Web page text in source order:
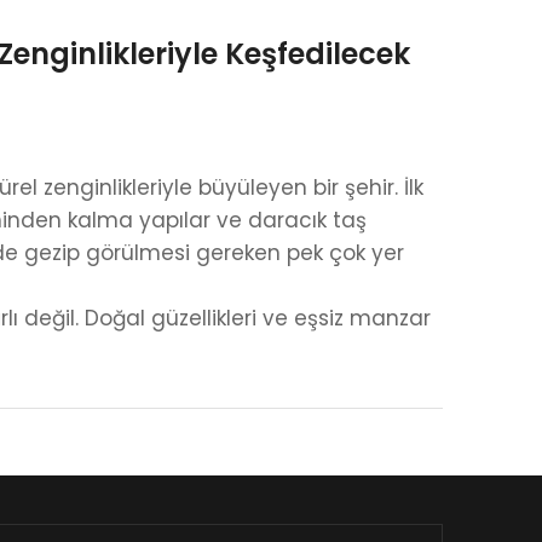
Keşfedilecek
zenginlikleriyle büyüleyen bir şehir. İlk
kalma yapılar ve daracık taş
gezip görülmesi gereken pek çok yer
değil. Doğal güzellikleri ve eşsiz manzar